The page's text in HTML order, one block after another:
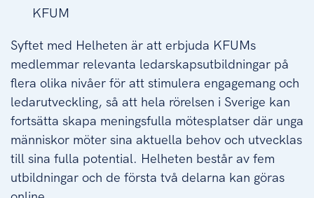
KFUM
Syftet med Helheten är att erbjuda KFUMs
medlemmar relevanta ledarskapsutbildningar på
flera olika nivåer för att stimulera engagemang och
ledarutveckling, så att hela rörelsen i Sverige kan
fortsätta skapa meningsfulla mötesplatser där unga
människor möter sina aktuella behov och utvecklas
till sina fulla potential. Helheten består av fem
utbildningar och de första två delarna kan göras